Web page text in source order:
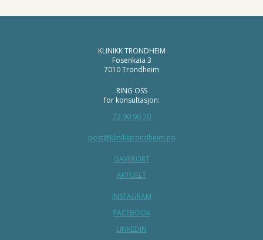
Svettebehandling
KLINIKK TRONDHEIM
Fosenkaia 3
7010 Trondheim
RING OSS
for konsultasjon:
72 90 90 70
post@klinikktrondheim.no
GAVEKORT
AKTUELT
INSTAGRAM
FACEBOOK
LINKEDIN